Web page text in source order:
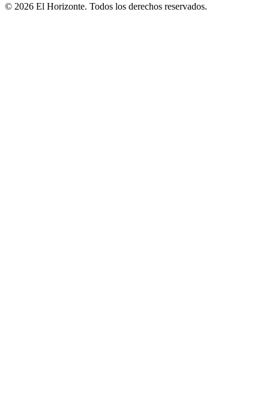
© 2026 El Horizonte. Todos los derechos reservados.